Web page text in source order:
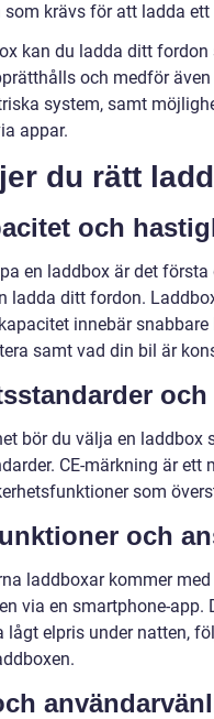
som krävs för att ladda
kan du ladda ditt
och medför
system, samt
appar.
du rätt
och
en laddbox är det
ladda ditt fordon.
innebär
samt vad din bil är
bör du välja en
CE-märkning är
som
och
laddboxar kommer
via en smartphone-
elpris under natten,